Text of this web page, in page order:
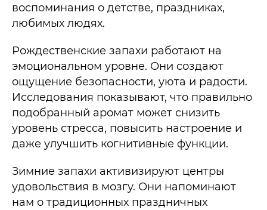
воспоминания о детстве, праздниках,
любимых людях.
Рождественские запахи работают на
эмоциональном уровне. Они создают
ощущение безопасности, уюта и радости.
Исследования показывают, что правильно
подобранный аромат может снизить
уровень стресса, повысить настроение и
даже улучшить когнитивные функции.
Зимние запахи активизируют центры
удовольствия в мозгу. Они напоминают
нам о традиционных праздничных